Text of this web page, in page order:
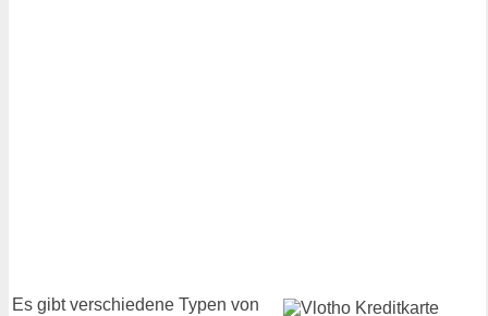
Es gibt verschiedene Typen von